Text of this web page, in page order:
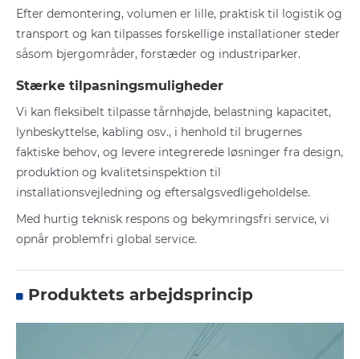
Efter demontering, volumen er lille, praktisk til logistik og
transport og kan tilpasses forskellige installationer steder
såsom bjergområder, forstæder og industriparker.
Stærke tilpasningsmuligheder
Vi kan fleksibelt tilpasse tårnhøjde, belastning kapacitet,
lynbeskyttelse, kabling osv., i henhold til brugernes
faktiske behov, og levere integrerede løsninger fra design,
produktion og kvalitetsinspektion til
installationsvejledning og eftersalgsvedligeholdelse.
Med hurtig teknisk respons og bekymringsfri service, vi
opnår problemfri global service.
Produktets arbejdsprincip